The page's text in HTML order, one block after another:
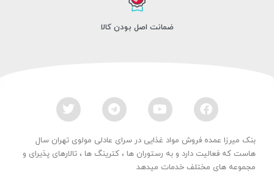
ضمانت اصل بودن کالا
بنک میرزا عمده فروش مواد غذایی در سرای عادلی مولوی تهران سال
هاست که فعالیت دارد و به رستوران ها ، کترینگ ها ، تالارهای پذیرای و
مجموعه های مختلف خدمات میدهد